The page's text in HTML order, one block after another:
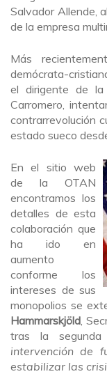
Salvador Allende,
de la empresa
Más
demócrata-
el dirigente de la
Carromero,
contrarrevolución
estado sueco
En el sitio web
de la OTAN
encontramos los
detalles de esta
colaboración que
ha ido en
aumento
conforme los
intereses de sus
monopolios se
Hammarskjöld ,
tras la segunda
intervención de
estabilizar las